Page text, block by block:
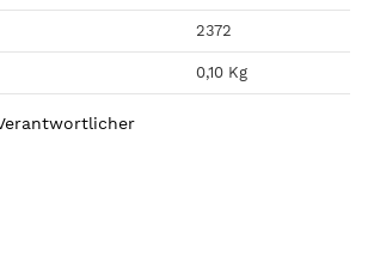
2372
0,10 Kg